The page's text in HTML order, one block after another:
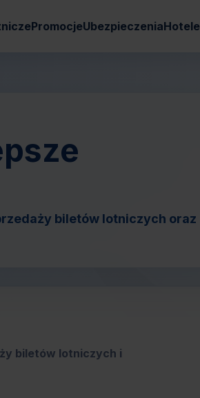
PromocjeUbezpieczeniaHotele
biletów lotniczych oraz
biletów lotniczych i